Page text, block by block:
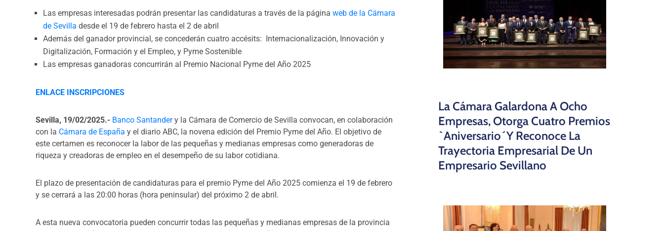
Las empresas interesadas podrán presentar las candidaturas a través de la página web de la Cámara
de Sevilla desde el 19 de febrero hasta el 2 de abril
Además del ganador provincial, se concederán cuatro accésits: Internacionalización, Innovación y
Digitalización, Formación y el Empleo, y Pyme Sostenible
Las empresas ganadoras concurrirán al Premio Nacional Pyme del Año 2025
ENLACE INSCRIPCIONES
Sevilla, 19/02/2025.- Banco Santandery la Cámara de Comercio de Sevilla convocan, en colaboración
con la Cámara de España y el diario ABC, la novena edición del Premio Pyme del Año. El objetivo de
este certamen es reconocer la labor de las pequeñas y medianas empresas como generadoras de
riqueza y creadoras de empleo en el desempeño de su labor cotidiana.
El plazo de presentación de candidaturas para el premio Pyme del Año 2025 comienza el 19 de febrero
y se cerrará a las 20:00 horas (hora peninsular) del próximo 2 de abril.
A esta nueva convocatoria pueden concurrir todas las pequeñas y medianas empresas de la provincia
La Cámara Galardona A Ocho
Empresas, Otorga Cuatro Premios
`Aniversario´y Reconoce La
Trayectoria Empresarial De Un
Empresario Sevillano